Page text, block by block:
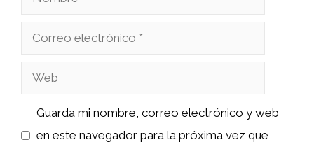
Correo
Web
Guarda mi nombre, correo electrónico y web
en este navegador para la próxima vez que